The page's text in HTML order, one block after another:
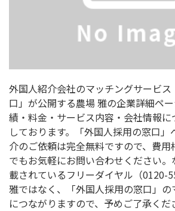
外国人紹介会社のマッチングサービ
口」が公開する農場 雅の企業詳細ペ
績・料金・サービス内容・会社情報
しております。「外国人採用の窓口
介のご依頼は完全無料ですので、費
でもお気軽にお問い合わせください
載されているフリーダイヤル（0120-
雅ではなく、「外国人採用の窓口」
につながりますので、予めご了承くだ